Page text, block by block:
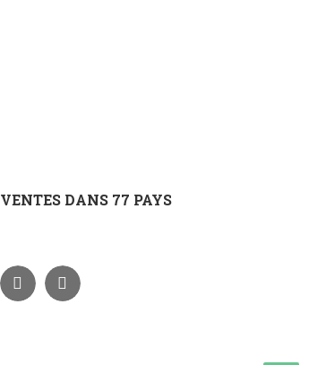
VENTES DANS 77 PAYS